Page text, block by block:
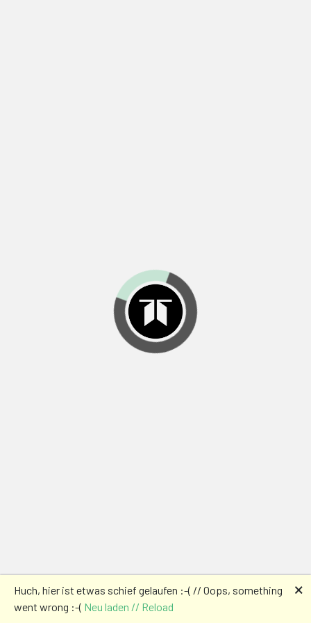
Huch, hier ist etwas schief gelaufen :-( // Oops, something
went wrong :-( Neu laden // Reload
🗙